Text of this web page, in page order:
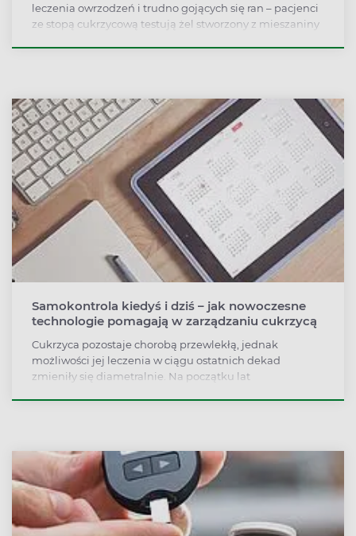
leczenia owrzodzeń i trudno gojących się ran – pacjenci
ze stopą cukrzycową testują żel stworzony z mieszaniny
Samokontrola kiedyś i dziś – jak nowoczesne
technologie pomagają w zarządzaniu cukrzycą
Cukrzyca pozostaje chorobą przewlekłą, jednak
możliwości jej leczenia w ciągu ostatnich dekad
zmieniły się diametralnie. Na początku lat